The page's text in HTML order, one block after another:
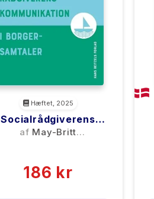
Hæftet, 2025
Socialrådgiverens
Kommunikation I
af May-Britt
186 kr